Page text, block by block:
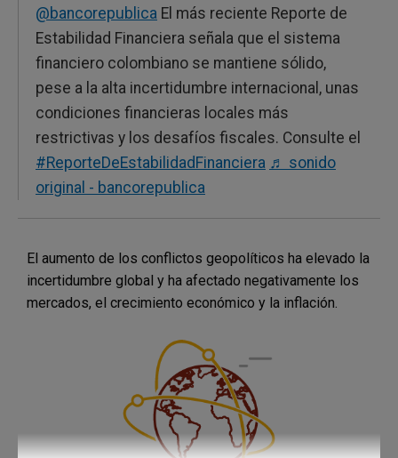
@bancorepublica El más reciente Reporte de
Estabilidad Financiera señala que el sistema
financiero colombiano se mantiene sólido,
pese a la alta incertidumbre internacional, unas
condiciones financieras locales más
restrictivas y los desafíos fiscales. Consulte el
#ReporteDeEstabilidadFinanciera ♬ sonido
original - bancorepublica
El aumento de los conflictos geopolíticos ha elevado la
incertidumbre global y ha afectado negativamente los
mercados, el crecimiento económico y la inflación.